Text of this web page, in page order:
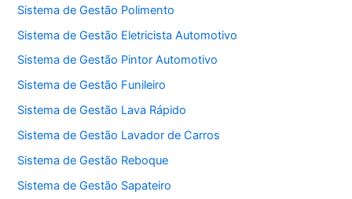
Sistema de Gestão Polimento
Sistema de Gestão Eletricista Automotivo
Sistema de Gestão Pintor Automotivo
Sistema de Gestão Funileiro
Sistema de Gestão Lava Rápido
Sistema de Gestão Lavador de Carros
Sistema de Gestão Reboque
Sistema de Gestão Sapateiro